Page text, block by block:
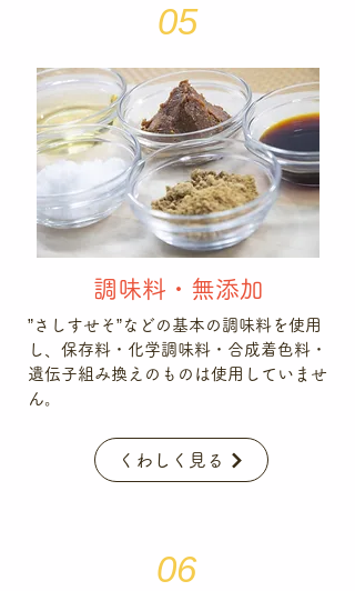
05
調味料・無添加
”さしすせそ”などの基本の調味料を使用
し、保存料・化学調味料・合成着色料・
遺伝子組み換えのものは使用していませ
ん。
くわしく見る
06